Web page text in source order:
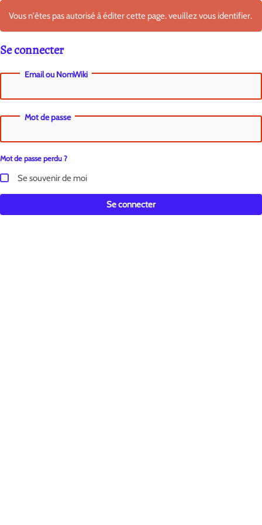
Vous n'êtes pas autorisé à éditer cette page. veuillez vous identifier.
Se connecter
Email ou NomWiki
Mot de passe
Mot de passe perdu ?
Se souvenir de moi
Se connecter